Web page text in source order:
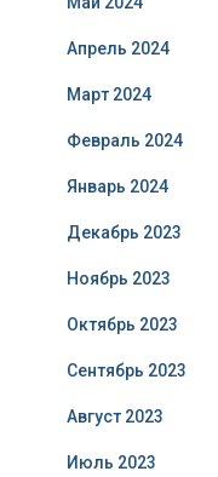
Апрель 2024
Март 2024
Февраль 2024
Январь 2024
Декабрь 2023
Ноябрь 2023
Октябрь 2023
Сентябрь 2023
Август 2023
Июль 2023